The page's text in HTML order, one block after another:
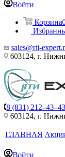
Войти
Корзина
sales@rti-
603124, г.
8 (831) 212–43–43
603124, г.
ГЛАВНАЯ
Войти